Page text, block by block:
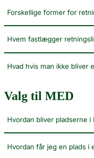
Forskellige former for
Hvem fastlægger
Hvad hvis man ikke bliver
Valg til MED
Hvordan bliver pladserne i
Hvordan får jeg en plads i